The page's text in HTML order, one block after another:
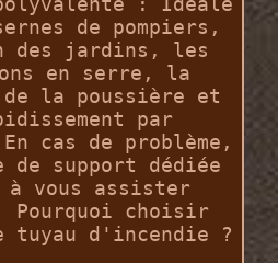
de pompiers,
des jardins, les
en serre, la
de la poussière et
par
cas de problème,
de support dédiée
vous assister
Pourquoi choisir
tuyau d'incendie ?